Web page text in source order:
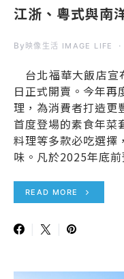
江浙、粵式與南
By 映像生活 IMAGE LIFE
台北福華大飯店宣
日正式開賣。今年再
理，為消費者打造更
首度登場的素食年菜
料理等多款必吃選擇
味。凡於2025年底
READ MORE